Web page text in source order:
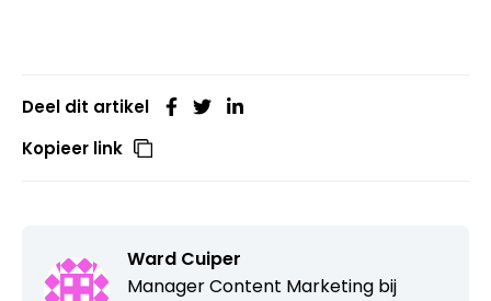
Deel dit artikel
Kopieer link
Ward Cuiper
Manager Content Marketing bij